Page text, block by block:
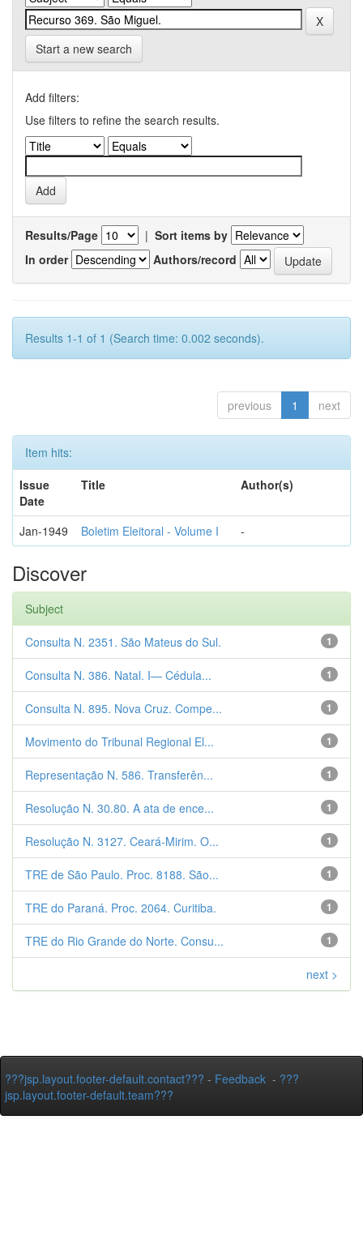
Start a new search
Add filters:
Use filters to refine the search results.
Results/Page | Sort items by
In order
Authors/record
Results 1-1 of 1 (Search time: 0.002 seconds).
previous 1 next
Item hits:
Issue
Date
Title Author(s)
Jan-1949 Boletim Eleitoral - Volume I -
Discover
Subject
1
Consulta N. 2351. São Mateus do Sul.
1
Consulta N. 386. Natal. I— Cédula...
1
Consulta N. 895. Nova Cruz. Compe...
1
Movimento do Tribunal Regional El...
1
Representação N. 586. Transferên...
1
Resolução N. 30.80. A ata de ence...
1
Resolução N. 3127. Ceará-Mirim. O...
1
TRE de São Paulo. Proc. 8188. São...
1
TRE do Paraná. Proc. 2064. Curitiba.
1
TRE do Rio Grande do Norte. Consu...
next >
???jsp.layout.footer-default.contact??? - Feedback - ???
jsp.layout.footer-default.team???